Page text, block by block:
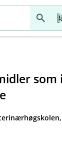
som